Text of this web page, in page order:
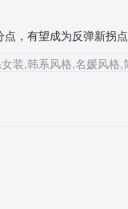
，有望成为反弹新拐点